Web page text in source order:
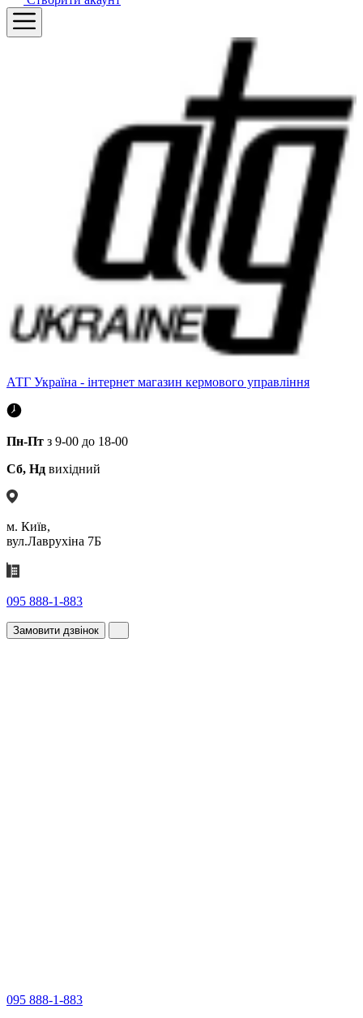
АТГ Україна - інтернет магазин кермового управління
Пн-Пт з 9-00 до 18-00
Сб, Нд вихідний
м. Київ,
вул.Лаврухіна 7Б
095 888-1-883
Замовити дзвінок
095 888-1-883